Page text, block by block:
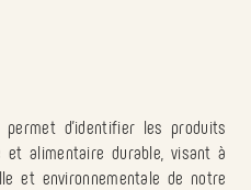
d’identifier les produits
et alimentaire durable, visant à
et environnementale de notre